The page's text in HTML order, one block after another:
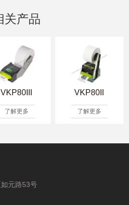
关产品
VKP80III
了解更多
VKP80II
了解更多
元路53号